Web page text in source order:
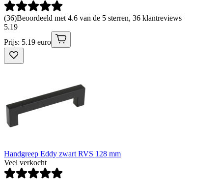
(36)Beoordeeld met 4.6 van de 5 sterren, 36 klantreviews
5.19
Prijs: 5.19 euro
Handgreep Eddy zwart RVS 128 mm
Veel verkocht